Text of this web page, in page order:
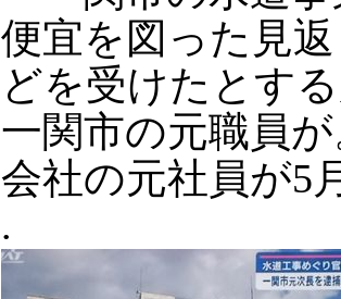
便宜を図った見
どを受けたとす
一関市の元職員
会社の元社員が5
.